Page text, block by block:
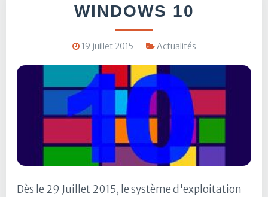
WINDOWS 10
19 juillet 2015 Actualités
Dès le 29 Juillet 2015, le système d'exploitation